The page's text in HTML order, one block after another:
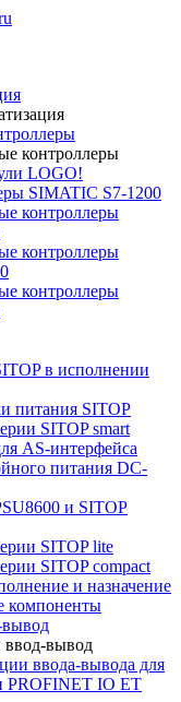
контроллеры
LOGO!
SIMATIC S7-1200
контроллеры
контроллеры
контроллеры
в исполнении
питания SITOP
SITOP smart
AS-интерфейса
питания DC-
и SITOP
SITOP lite
SITOP compact
и назначение
компоненты
вывод
ввод-вывод
ввода-вывода для
PROFINET IO ET